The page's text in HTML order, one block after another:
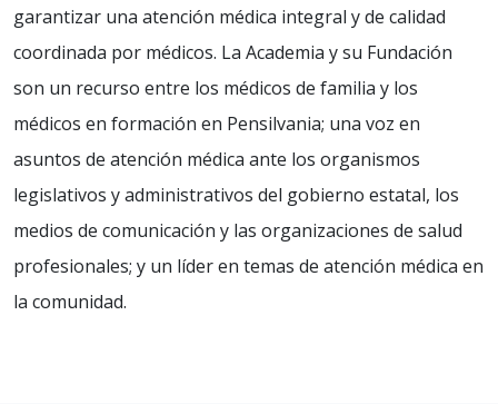
garantizar una atención médica integral y de calidad
coordinada por médicos. La Academia y su Fundación
son un recurso entre los médicos de familia y los
médicos en formación en Pensilvania; una voz en
asuntos de atención médica ante los organismos
legislativos y administrativos del gobierno estatal, los
medios de comunicación y las organizaciones de salud
profesionales; y un líder en temas de atención médica en
la comunidad.